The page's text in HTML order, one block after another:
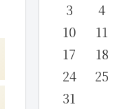
3
4
10
11
17
18
24
25
31